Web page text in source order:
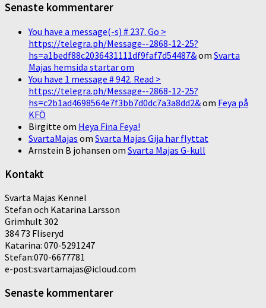
Senaste kommentarer
You have a message(-s) # 237. Go >
https://telegra.ph/Message--2868-12-25?
hs=a1bedf88c2036431111df9faf7d54487&om Svarta
Majas hemsida startar om
You have 1 message # 942. Read >
https://telegra.ph/Message--2868-12-25?
hs=c2b1ad4698564e7f3bb7d0dc7a3a8dd2&om Feya på
KFÖ
Birgitte om Heya Fina Feya!
SvartaMajas om Svarta Majas Gija har flyttat
Arnstein B johansen om Svarta Majas G-kull
Kontakt
Svarta Majas Kennel
Stefan och Katarina Larsson
Grimhult 302
384 73 Fliseryd
Katarina: 070-5291247
Stefan:070-6677781
e-post:svartamajas@icloud.com
Senaste kommentarer